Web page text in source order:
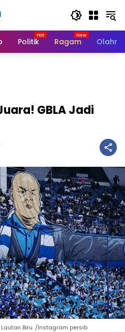
Politik Ragam
GBLA Jadi
Lautan Biru. /Instagram persib